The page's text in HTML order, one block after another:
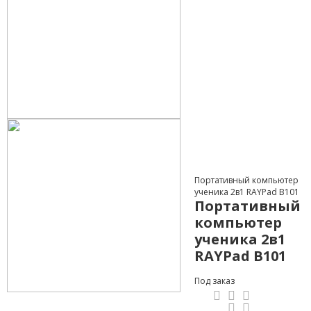
Портативный компьютер
ученика 2в1 RAYPad B101
Портативный
компьютер
ученика 2в1
RAYPad B101
Под заказ